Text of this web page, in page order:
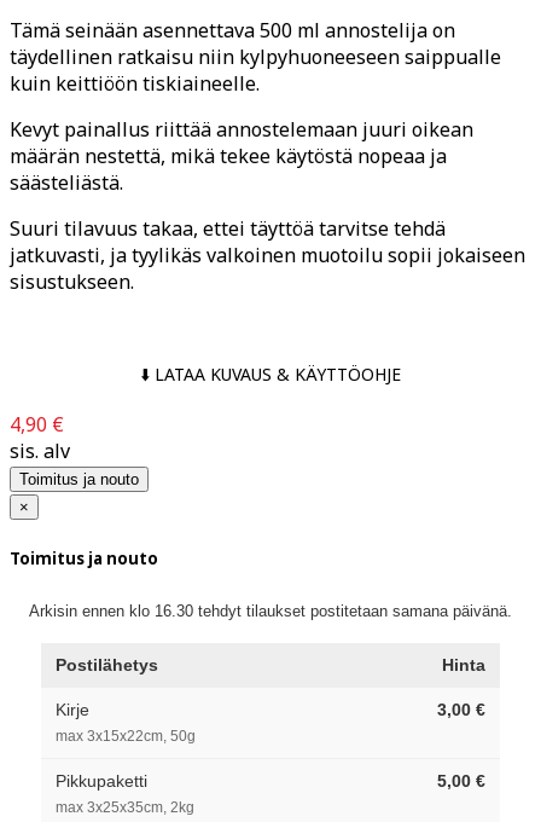
Tämä seinään asennettava 500 ml annostelija on
täydellinen ratkaisu niin kylpyhuoneeseen saippualle
kuin keittiöön tiskiaineelle.
Kevyt painallus riittää annostelemaan juuri oikean
määrän nestettä, mikä tekee käytöstä nopeaa ja
säästeliästä.
Suuri tilavuus takaa, ettei täyttöä tarvitse tehdä
jatkuvasti, ja tyylikäs valkoinen muotoilu sopii jokaiseen
sisustukseen.
⬇️ LATAA KUVAUS & KÄYTTÖOHJE
4,90 €
sis. alv
Toimitus ja nouto
×
Toimitus ja nouto
Arkisin ennen klo 16.30 tehdyt tilaukset postitetaan samana päivänä.
Postilähetys Hinta
Kirje
max 3x15x22cm, 50g
3,00 €
Pikkupaketti
max 3x25x35cm, 2kg
5,00 €